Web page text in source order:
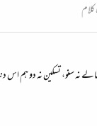
کلام
نالے نہ سنو، تسکین نہ